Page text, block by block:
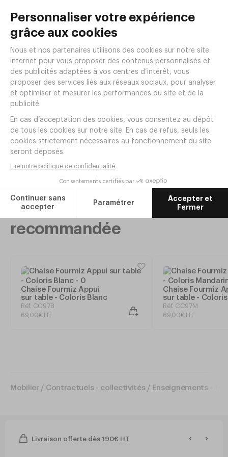
Produits de la même
gamme
Chaise HARVARD II Rouge/Noir
Réf.
AT26RN
62, 28€ HT
Notre sélection
recommandée
Chaise Fourmiz Appui
sur table - Coloris Blanc
Réf. CC97B
69, 00€ HT
Chaise Fourmiz
sur table - Coloris
Mandarine
Réf. CC97M
69, 00€ HT
Mobilier / Contractuels - collectivités / Enseignements -
Livraison offerte dès 190€ HT